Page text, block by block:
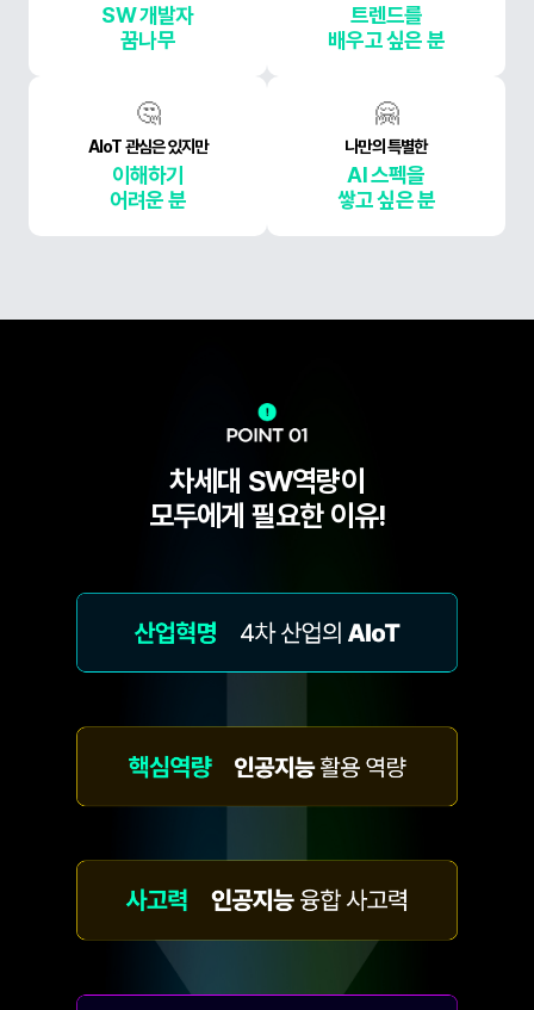
SW 개발자
꿈나무
트렌드를
배우고 싶은 분
🤔
AIoT 관심은 있지만
이해하기
어려운 분
🤗
나만의 특별한
AI 스펙을
쌓고 싶은 분
차세대 SW역량이
모두에게 필요한 이유!